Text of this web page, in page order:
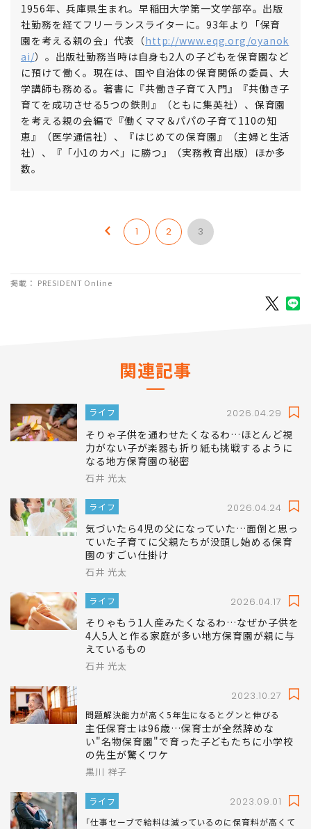
1956年、兵庫県生まれ。早稲田大学第一文学部卒。出版
社勤務を経てフリーランスライターに。93年より「保育
園を考える親の会」代表（http://www.eqg.org/oyanok
ai/）。出版社勤務当時は自身も2人の子どもを保育園など
に預けて働く。現在は、国や自治体の保育関係の委員、大
学講師も務める。著書に『共働き子育て入門』『共働き子
育てを成功させる5つの鉄則』（ともに集英社）、保育園
を考える親の会編で『働くママ＆パパの子育て110の知
恵』（医学通信社）、『はじめての保育園』（主婦と生活
社）、『「小1のカベ」に勝つ』（実務教育出版）ほか多
数。
1 2 3
掲載： PRESIDENT Online
関連記事
ライフ 2026.04.29
そりゃ子供を通わせたくなるわ…ほとんど視
力がない子が楽器も折り紙も挑戦するように
なる地方保育園の秘密
石井 光太
ライフ 2026.04.24
気づいたら4児の父になっていた…面倒と思っ
ていた子育てに父親たちが没頭し始める保育
園のすごい仕掛け
石井 光太
ライフ 2026.04.17
そりゃもう1人産みたくなるわ…なぜか子供を
4人5人と作る家庭が多い地方保育園が親に与
えているもの
石井 光太
2023.10.27
問題解決能力が高く5年生になるとグンと伸びる
主任保育士は96歳…保育士が全然辞めな
い"名物保育園"で育った子どもたちに小学校
の先生が驚くワケ
黒川 祥子
ライフ 2023.09.01
｢仕事セーブで給料は減っているのに保育料が高くて